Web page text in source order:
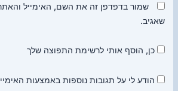
שמור בדפדפן זה את השם, האימייל
שאגיב.
כן, הוסף אותי לרשימת התפוצה שלך
הודע לי על תגובות נוספות באמצעות